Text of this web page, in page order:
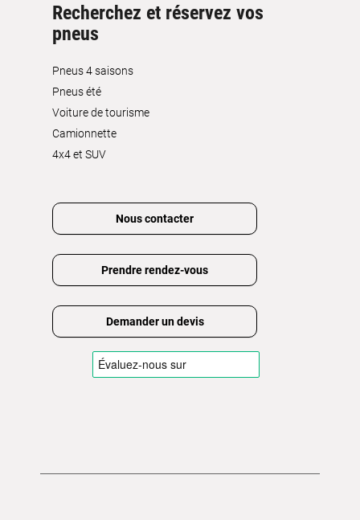
Recherchez et réservez vos
pneus
Pneus 4 saisons
Pneus été
Voiture de tourisme
Camionnette
4x4 et SUV
Nous contacter
Prendre rendez-vous
Demander un devis